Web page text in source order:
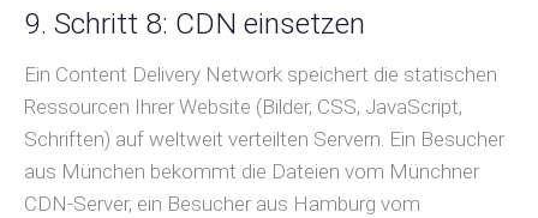
9. Schritt 8: CDN einsetzen
Ein Content Delivery Network speichert die statischen
Ressourcen Ihrer Website (Bilder, CSS, JavaScript,
Schriften) auf weltweit verteilten Servern. Ein Besucher
aus München bekommt die Dateien vom Münchner
CDN-Server, ein Besucher aus Hamburg vom